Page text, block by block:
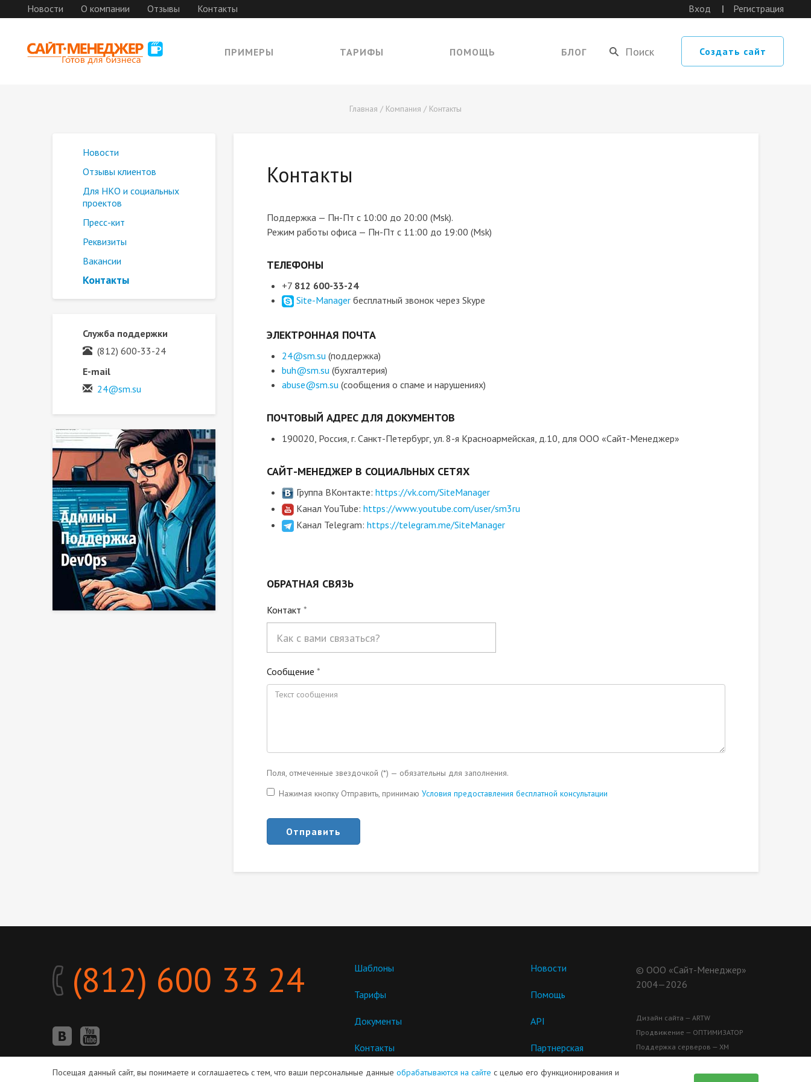
Новости О компании Отзывы Контакты Вход Регистрация
ПРИМЕРЫ ТАРИФЫ ПОМОЩЬ БЛОГ Создать сайт
Главная / Компания / Контакты
Контакты
Поддержка — Пн-Пт с 10:00 до 20:00 (Msk).
Режим работы офиса — Пн-Пт с 11:00 до 19:00 (Msk)
ТЕЛЕФОНЫ
+7 812 600-33-24
Site-Manager бесплатный звонок через Skype
ЭЛЕКТРОННАЯ ПОЧТА
24@sm.su (поддержка)
buh@sm.su (бухгалтерия)
abuse@sm.su (сообщения о спаме и нарушениях)
ПОЧТОВЫЙ АДРЕС ДЛЯ ДОКУМЕНТОВ
190020, Россия, г. Санкт-Петербург, ул. 8-я Красноармейская, д.10, для ООО «Сайт-Менеджер»
САЙТ-МЕНЕДЖЕР В СОЦИАЛЬНЫХ СЕТЯХ
Группа ВКонтакте: https://vk.com/SiteManager
Канал YouTube: https://www.youtube.com/user/sm3ru
Канал Telegram: https://telegram.me/SiteManager
ОБРАТНАЯ СВЯЗЬ
Контакт *
Сообщение *
Поля, отмеченные звездочкой (*) — обязательны для заполнения.
Нажимая кнопку Отправить, принимаю Условия предоставления бесплатной консультации
Отправить
Новости
Отзывы клиентов
Для НКО и социальных
проектов
Пресс-кит
Реквизиты
Вакансии
Контакты
Служба поддержки
(812) 600-33-24
E-mail
24@sm.su
(812) 600 33 24 Шаблоны
Тарифы
Документы
Контакты
Новости
Помощь
API
Партнерская
программа
© ООО «Сайт-Менеджер»
2004—2026
Дизайн сайта — ARTW
Продвижение — ОПТИМИЗАТОР
Поддержка серверов — ХМ
Посещая данный сайт, вы понимаете и соглашаетесь с тем, что ваши персональные данные обрабатываются на сайте с целью его функционирования и